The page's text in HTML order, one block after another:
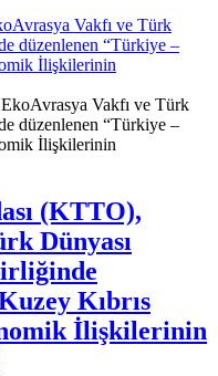
Vakfı ve Türk
düzenlenen “Türkiye –
İlişkilerinin
(KTTO),
Dünyası
Kıbrıs
İlişkilerinin